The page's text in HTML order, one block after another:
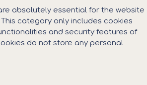
absolutely essential for the website
category only includes cookies
and security features of
do not store any personal